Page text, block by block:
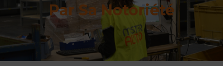
Par Sa Notoriété